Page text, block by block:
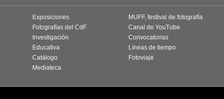
Exposiciones
Fotografías del CdF
Investigación
Educativa
Catálogo
Mediateca
MUFF, festival de fotografía
Canal de YouTube
Convocatorias
Líneas de tiempo
Fotoviaje